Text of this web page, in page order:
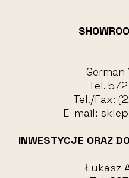
German
Tel.
Tel./Fax:
E-mail:
INWESTYCJE ORAZ
Łukasz